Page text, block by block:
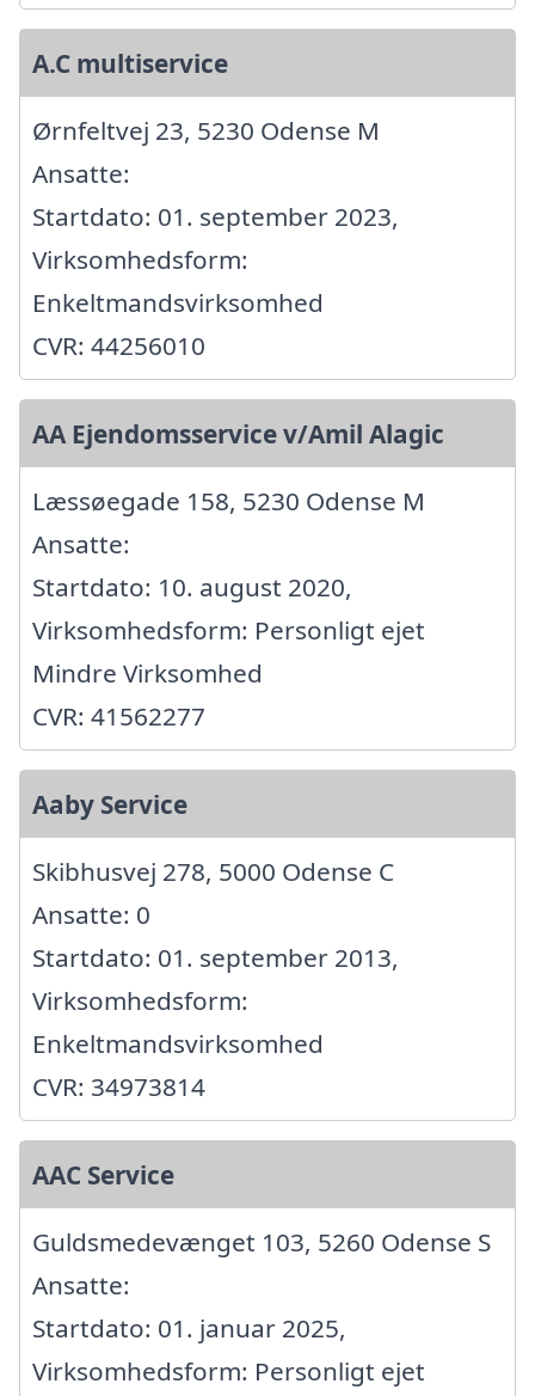
A.C multiservice
Ørnfeltvej 23, 5230 Odense M
Ansatte:
Startdato: 01. september 2023,
Virksomhedsform:
Enkeltmandsvirksomhed
CVR: 44256010
AA Ejendomsservice v/Amil Alagic
Læssøegade 158, 5230 Odense M
Ansatte:
Startdato: 10. august 2020,
Virksomhedsform: Personligt ejet
Mindre Virksomhed
CVR: 41562277
Aaby Service
Skibhusvej 278, 5000 Odense C
Ansatte: 0
Startdato: 01. september 2013,
Virksomhedsform:
Enkeltmandsvirksomhed
CVR: 34973814
AAC Service
Guldsmedevænget 103, 5260 Odense S
Ansatte:
Startdato: 01. januar 2025,
Virksomhedsform: Personligt ejet